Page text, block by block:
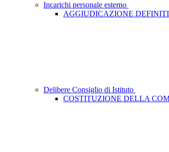
Incarichi personale esterno
AGGIUDICAZIONE
Delibere Consiglio di Istituto
COSTITUZIONE DELLA